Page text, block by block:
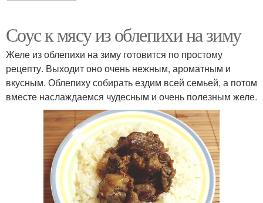
Соус к мясу из облепихи на зиму
Желе из облепихи на зиму готовится по простому
рецепту. Выходит оно очень нежным, ароматным и
вкусным. Облепиху собирать ездим всей семьей, а потом
вместе наслаждаемся чудесным и очень полезным желе.